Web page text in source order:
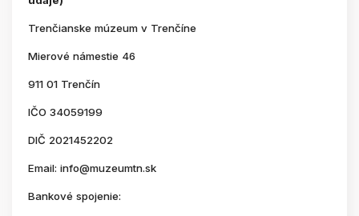
Trenčianske múzeum v Trenčíne
Mierové námestie 46
911 01 Trenčín
IČO 34059199
DIČ 2021452202
Email: info@muzeumtn.sk
Bankové spojenie: